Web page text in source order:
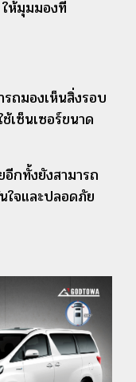
ห้มุมมองที่
ถมองเห็นสิ่งรอบ
เซ็นเซอร์ขนาด
กทั้งยังสามารถ
ใจและปลอดภัย